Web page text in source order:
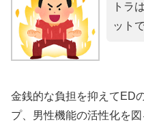
トラ
ット
金銭的な負担を抑えてED
プ、男性機能の活性化を図